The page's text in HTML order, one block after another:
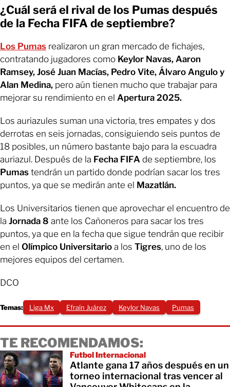
¿Cuál será el rival de los Pumas después
de la Fecha FIFA de septiembre?
Los Pumas realizaron un gran mercado de fichajes,
contratando jugadores como Keylor Navas, Aaron
Ramsey, José Juan Macías, Pedro Vite, Álvaro Angulo y
Alan Medina, pero aún tienen mucho que trabajar para
mejorar su rendimiento en el Apertura 2025.
Los auriazules suman una victoria, tres empates y dos
derrotas en seis jornadas, consiguiendo seis puntos de
18 posibles, un número bastante bajo para la escuadra
auriazul. Después de la Fecha FIFA de septiembre, los
Pumas tendrán un partido donde podrían sacar los tres
puntos, ya que se medirán ante el Mazatlán.
Los Universitarios tienen que aprovechar el encuentro de
la Jornada 8 ante los Cañoneros para sacar los tres
puntos, ya que en la fecha que sigue tendrán que recibir
en el Olímpico Universitario a los Tigres, uno de los
mejores equipos del certamen.
DCO
Temas: Liga Mx Efraín Juárez Keylor Navas Pumas
TE RECOMENDAMOS:
Futbol Internacional
Atlante gana 17 años después en un
torneo internacional tras vencer al